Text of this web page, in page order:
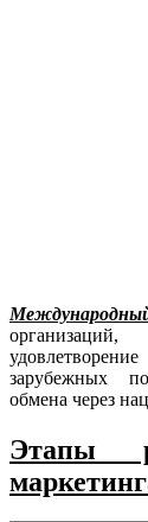
зарубежных
обмена через
Этапы